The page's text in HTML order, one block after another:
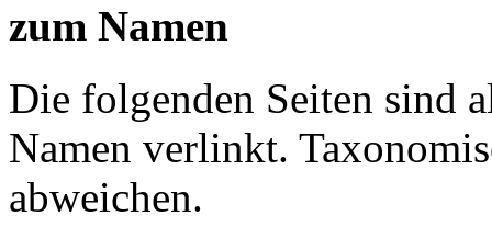
zum Namen
Die folgenden Seiten sind
Namen verlinkt.
abweichen.